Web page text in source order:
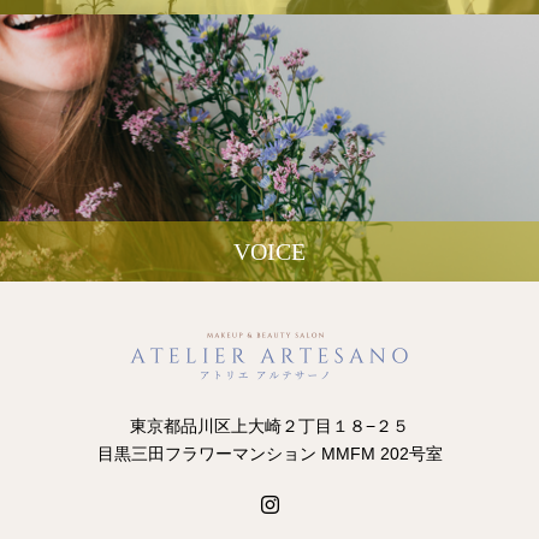
VOICE
東京都品川区上大崎２丁目１８−２５
目黒三田フラワーマンション MMFM 202号室